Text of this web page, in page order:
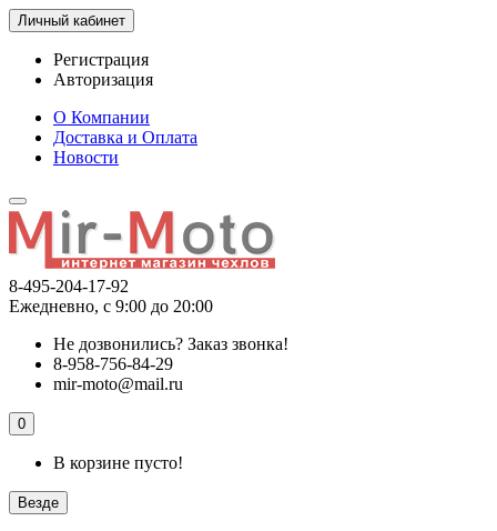
Личный кабинет
Регистрация
Авторизация
О Компании
Доставка и Оплата
Новости
8-495-204-17-92
Ежедневно, с 9:00 до 20:00
Не дозвонились? Заказ звонка!
8-958-756-84-29
mir-moto@mail.ru
0
В корзине пусто!
Везде